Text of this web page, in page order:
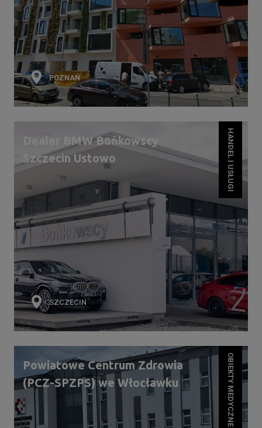
POZNAŃ
Dealer BMW Bońkowscy
Szczecin Ustowo
SZCZECIN
HANDEL I USŁUGI
Powiatowe Centrum Zdrowia
(PCZ-SPZPS) we Włocławku
OBIEKTY MEDYCZNE